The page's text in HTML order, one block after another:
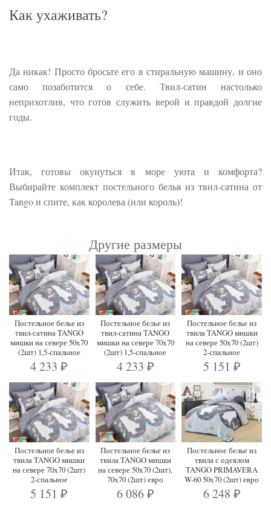
Как ухаживать?
Да никак! Просто бросьте его в стиральную машину, и оно
само позаботится о себе. Твил-сатин настолько
неприхотлив, что готов служить верой и правдой долгие
годы.
Итак, готовы окунуться в море уюта и комфорта?
Выбирайте комплект постельного белья из твил-сатина от
Tango и спите, как королева (или король)!
Другие размеры
Постельное белье из
твил-сатина TANGO
мишки на севере 50х70
(2шт) 1,5-спальное
4 233₽
Постельное белье из
твил-сатина TANGO
мишки на севере 70х70
(2шт) 1,5-спальное
4 233 ₽
Постельное белье из
твила TANGO мишки
на севере 50х70 (2шт)
2-спальное
5 151 ₽
Постельное белье из
твила TANGO мишки
на севере 70х70 (2шт)
2-спальное
5 151₽
Постельное белье из
твила TANGO мишки
на севере 50х70 (2шт),
70х70 (2шт) евро
6 086 ₽
Постельное белье из
твила с одеялом
TANGO PRIMAVERA
W-60 50х70 (2шт) евро
6 248 ₽